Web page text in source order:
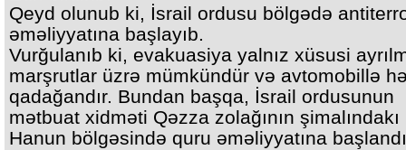
Qeyd olunub ki, İsrail ordusu bölgədə
əməliyyatına başlayıb.
Vurğulanıb ki, evakuasiya yalnız xüsusi
marşrutlar üzrə mümkündür və avtomobillə
qadağandır. Bundan başqa, İsrail ordusunun
mətbuat xidməti Qəzza zolağının şimalındakı
Hanun bölgəsində quru əməliyyatına